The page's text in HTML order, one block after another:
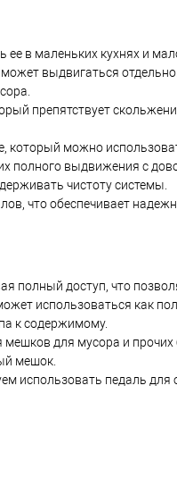
в маленьких кухнях и
выдвигаться отдельно.
препятствует
который можно
полного выдвижения с
чистоту системы.
что обеспечивает
полный доступ, что
использоваться как
к содержимому.
для мусора и
мешок.
использовать педаль для